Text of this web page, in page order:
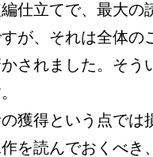
仕立てで、最大の
が、それは全体の
されました。そ
獲得という点では
を読んでおくべき